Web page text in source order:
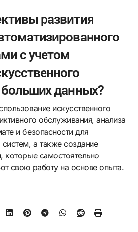
развития
с учетом
больших данных?
искусственного
обслуживания, анализа
и безопасности для
а также создание
которые самостоятельно
свою работу на основе опыта.